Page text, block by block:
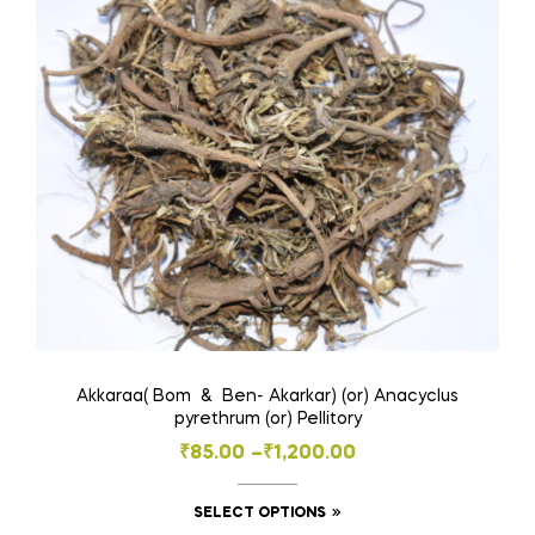
may
be
chosen
on
the
product
page
Akkaraa( Bom & Ben- Akarkar) (or) Anacyclus
pyrethrum (or) Pellitory
₹85.00 –₹1,200.00
Price
range:
₹85.00
SELECT OPTIONS